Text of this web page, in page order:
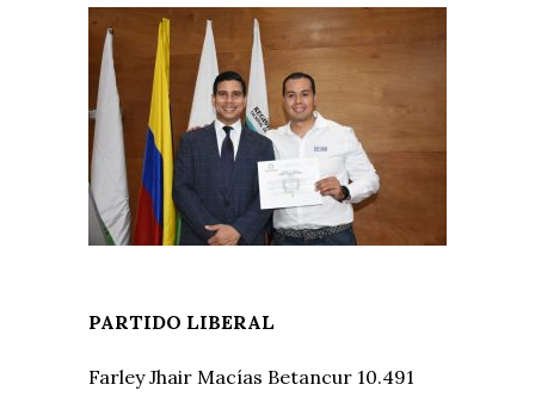
PARTIDO LIBERAL
Farley Jhair Macías Betancur 10.491